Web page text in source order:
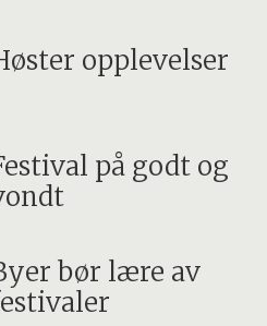
opplevelser
på godt og
bør lære av